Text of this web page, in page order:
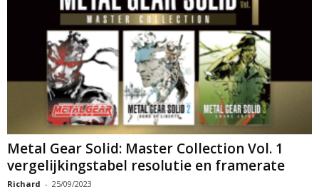
Metal Gear Solid: Master Collection Vol. 1
vergelijkingstabel resolutie en framerate
Richard - 25/09/2023